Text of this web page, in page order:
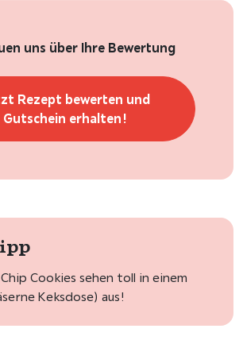
uns über Ihre Bewertung
Rezept bewerten und
Gutschein erhalten!
Cookies sehen toll in einem
Keksdose) aus!